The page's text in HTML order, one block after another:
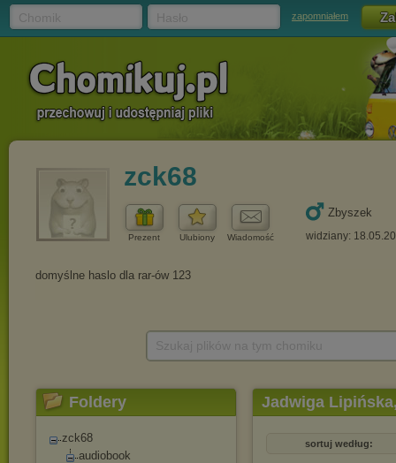
zapomniałem
zck68
Prezent Ulubiony Wiadomość
Zbyszek
widziany:
Foldery
zck68
audiobook
Jadwiga
sortuj według: